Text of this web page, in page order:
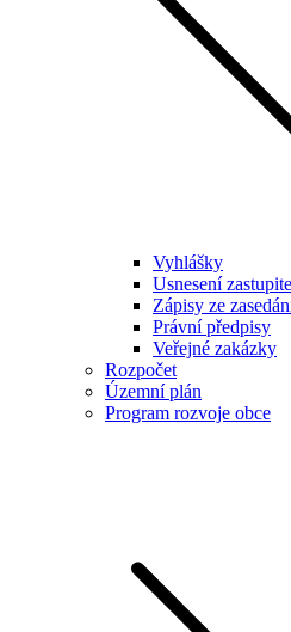
Vyhlášky
Usnesení
Zápisy ze
Právní předpisy
Veřejné zakázky
Rozpočet
Územní plán
Program rozvoje obce